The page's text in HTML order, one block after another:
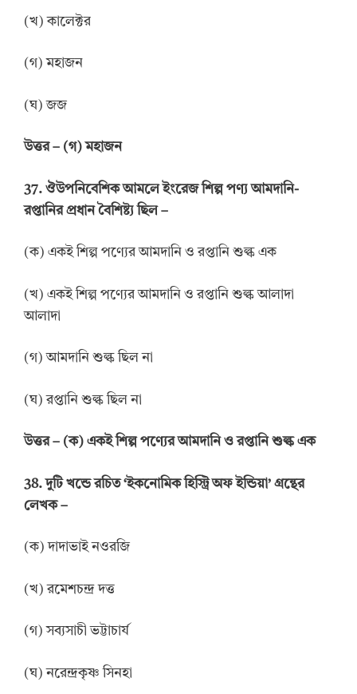
(খ) কালেক্টর
(গ) মহাজন
(ঘ) জজ
উত্তর– (গ) মহাজন
37. ঔউপনিবেশিক আমলে ইংরেজ শিল্প পণ্য আমদানি-
রপ্তানির প্রধান বৈশিষ্ট্য ছিল–
(ক) একই শিল্প পণ্যের আমদানি ও রপ্তানি শুল্ক এক
(খ) একই শিল্প পণ্যের আমদানি ও রপ্তানি শুল্ক আলাদা
আলাদা
(গ) আমদানি শুল্ক ছিল না
(ঘ) রপ্তানি শুল্ক ছিল না
উত্তর– (ক) একই শিল্প পণ্যের আমদানি ও রপ্তানি শুল্ক এক
38.দুটি খন্ডে রচিত‘ইকনোমিক হিস্ট্রি অফ ইন্ডিয়া’ গ্রন্থের
লেখক–
(ক) দাদাভাই নওরজি
(খ) রমেশচন্দ্র দত্ত
(গ) সব্যসাচী ভট্টাচার্য
(ঘ) নরেন্দ্রকৃষ্ণ সিনহা